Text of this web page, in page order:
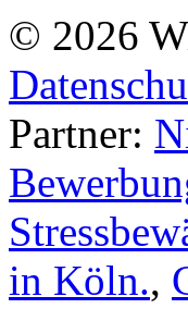
© 2026
Partner:
in Köln.,